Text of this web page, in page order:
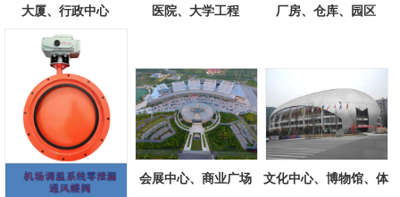
大厦、行政中心 医院、大学工程 厂房、仓库、园区
会展中心、商业广场
文化中心、博物馆、体